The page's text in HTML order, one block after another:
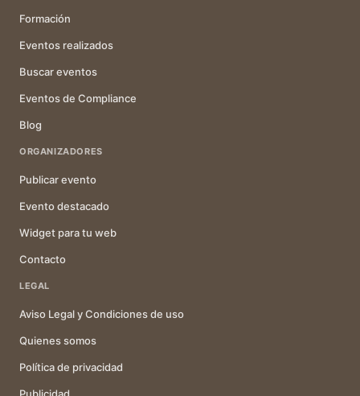
Formación
Eventos realizados
Buscar eventos
Eventos de Compliance
Blog
ORGANIZADORES
Publicar evento
Evento destacado
Widget para tu web
Contacto
LEGAL
Aviso Legal y Condiciones de uso
Quienes somos
Política de privacidad